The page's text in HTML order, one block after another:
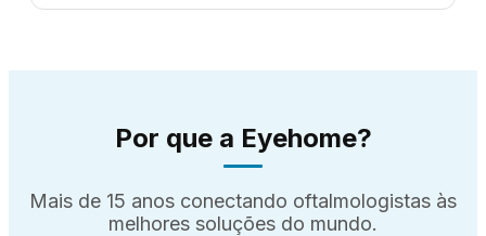
Por que a Eyehome?
Mais de 15 anos conectando oftalmologistas às
melhores soluções do mundo.